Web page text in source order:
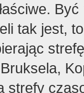
tak jest,
strefy